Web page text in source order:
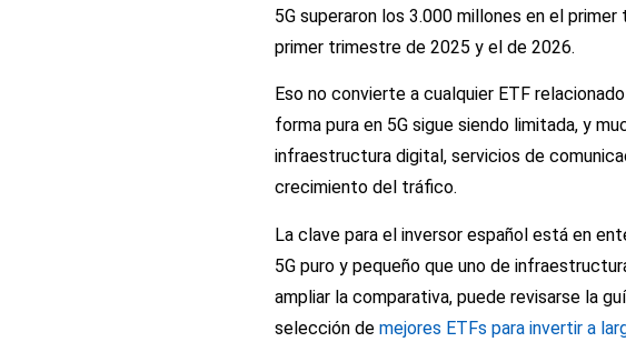
5G superaron los 3.000 millones en el
primer trimestre de 2025 y el de 2026.
Eso no convierte a cualquier ETF
forma pura en 5G sigue siendo limitada, y
infraestructura digital, servicios de
crecimiento del tráfico.
La clave para el inversor español está en
5G puro y pequeño que uno de
ampliar la comparativa, puede revisarse la
selección de mejores ETFs para invertir a